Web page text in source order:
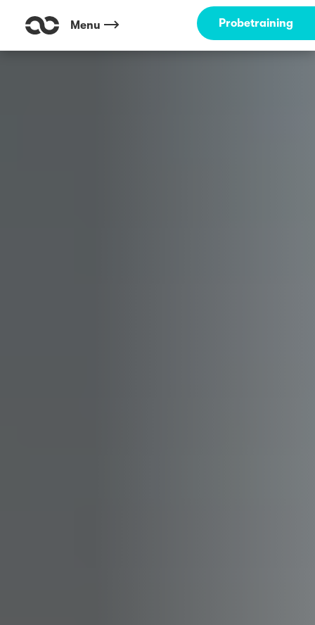
Menu Probetraining
Outdoor Fitness direkt um die Ecke: Lene Voigt Park Leipzig ☀️